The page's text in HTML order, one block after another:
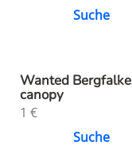
Suche
Wanted Bergfalke
canopy
1 €
Suche